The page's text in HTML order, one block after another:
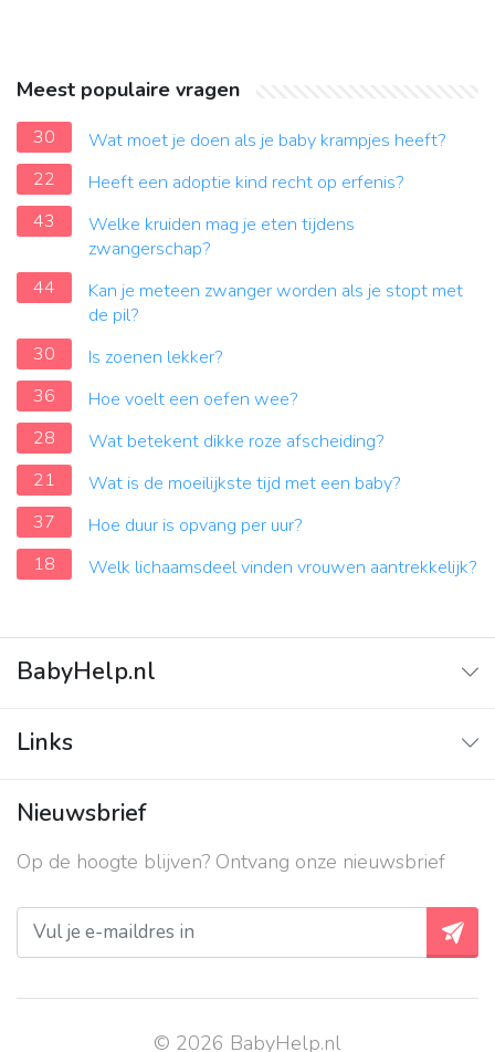
Meest populaire vragen
30
Wat moet je doen als je baby krampjes heeft?
22
Heeft een adoptie kind recht op erfenis?
43
Welke kruiden mag je eten tijdens
zwangerschap?
44
Kan je meteen zwanger worden als je stopt met
de pil?
30
Is zoenen lekker?
36
Hoe voelt een oefen wee?
28
Wat betekent dikke roze afscheiding?
21
Wat is de moeilijkste tijd met een baby?
37
Hoe duur is opvang per uur?
18
Welk lichaamsdeel vinden vrouwen aantrekkelijk?
BabyHelp.nl
Vraag & Antwoord
Links
Contact
Over ons
Privacy beleid
Nieuwsbrief
Op de hoogte blijven? Ontvang onze nieuwsbrief
© 2026 BabyHelp.nl